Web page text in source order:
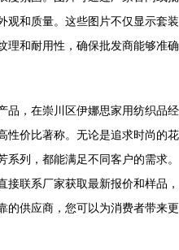
观和质量。这些图片不仅显示套装
理和耐用性，确保批发商能够准确
品，在崇川区伊娜思家用纺织品经
性价比著称。无论是追求时尚的花
列，都能满足不同客户的需求。
联系厂家获取最新报价和样品，
的供应商，您可以为消费者带来更